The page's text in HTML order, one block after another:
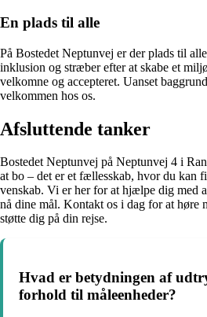
En plads til alle
På Bostedet Neptunvej er der plads til
inklusion og stræber efter at skabe et
velkomne og accepteret. Uanset
velkommen hos os.
Afsluttende tanker
Bostedet Neptunvej på Neptunvej 4 i
at bo – det er et fællesskab, hvor du kan
venskab. Vi er her for at hjælpe dig med
nå dine mål. Kontakt os i dag for at høre
støtte dig på din rejse.
Hvad er betydningen af
forhold til måleenheder?